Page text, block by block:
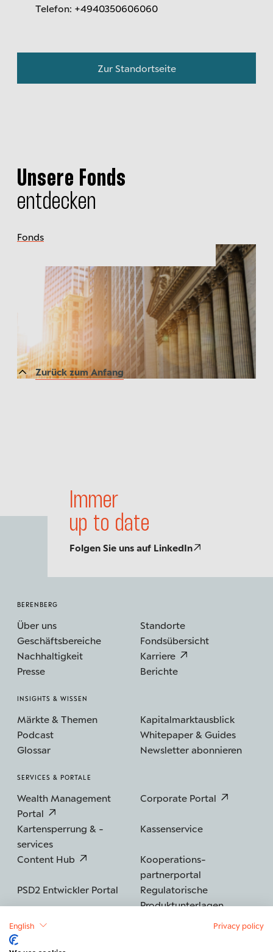
Telefon: +4940350606060
Zur Standortseite
Unsere Fonds
entdecken
Fonds
Immer
up to date
Folgen Sie uns auf LinkedIn
Zurück zum Anfang
BERENBERG
Über uns
Standorte
Geschäftsbereiche
Fondsübersicht
Nachhaltigkeit
Karriere
Presse
Berichte
INSIGHTS & WISSEN
Märkte & Themen
Kapitalmarktausblick
Podcast
Whitepaper & Guides
Glossar
Newsletter abonnieren
SERVICES & PORTALE
Wealth Management
Portal
Corporate Portal
Kartensperrung & -
services
Kassenservice
Content Hub
Kooperations­
partnerportal
PSD2 Entwickler Portal
Regulatorische
Produktunterlagen
English Privacy policy